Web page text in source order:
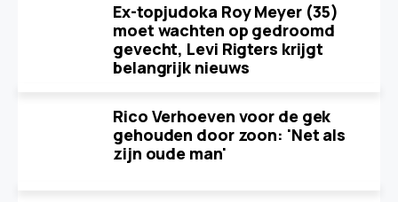
Ex-topjudoka Roy Meyer (35)
moet wachten op gedroomd
gevecht, Levi Rigters krijgt
belangrijk nieuws
Rico Verhoeven voor de gek
gehouden door zoon: 'Net als
zijn oude man'